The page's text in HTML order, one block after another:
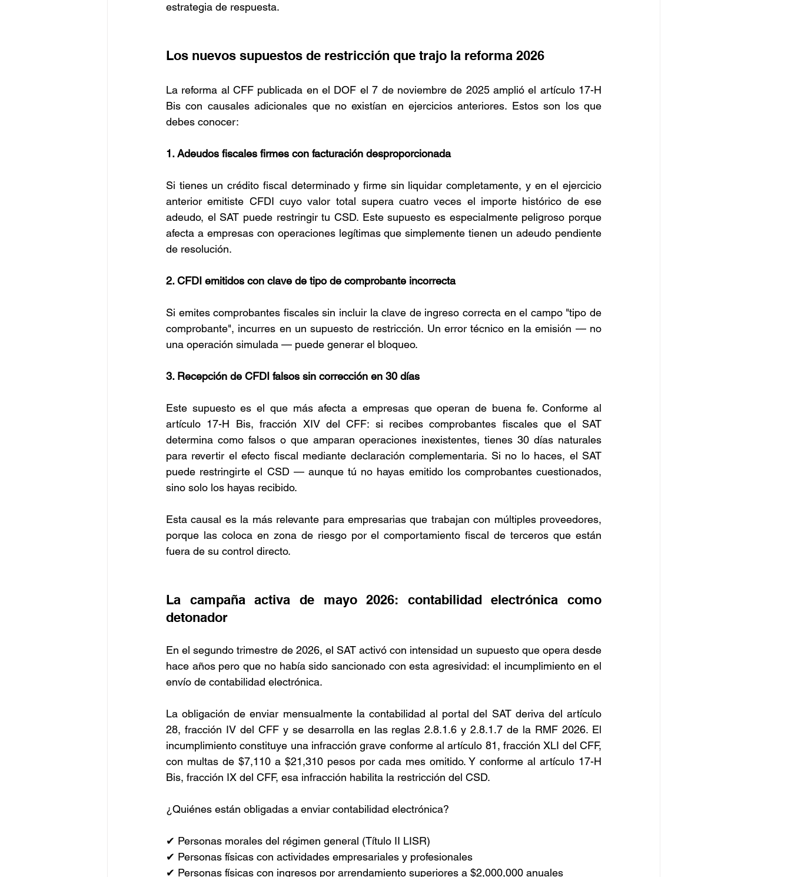
estrategia de respuesta.
Los nuevos supuestos de restricción que trajo la reforma 2026
La reforma al CFF publicada en el DOF el 7 de noviembre de 2025 amplió el artículo 17-H
Bis con causales adicionales que no existían en ejercicios anteriores. Estos son los que
debes conocer:
1. Adeudos fiscales firmes con facturación desproporcionada
Si tienes un crédito fiscal determinado y firme sin liquidar completamente, y en el ejercicio
anterior emitiste CFDI cuyo valor total supera cuatro veces el importe histórico de ese
adeudo, el SAT puede restringir tu CSD. Este supuesto es especialmente peligroso porque
afecta a empresas con operaciones legítimas que simplemente tienen un adeudo pendiente
de resolución.
2. CFDI emitidos con clave de tipo de comprobante incorrecta
Si emites comprobantes fiscales sin incluir la clave de ingreso correcta en el campo "tipo de
comprobante", incurres en un supuesto de restricción. Un error técnico en la emisión — no
una operación simulada — puede generar el bloqueo.
3. Recepción de CFDI falsos sin corrección en 30 días
Este supuesto es el que más afecta a empresas que operan de buena fe. Conforme al
artículo 17-H Bis, fracción XIV del CFF: si recibes comprobantes fiscales que el SAT
determina como falsos o que amparan operaciones inexistentes, tienes 30 días naturales
para revertir el efecto fiscal mediante declaración complementaria. Si no lo haces, el SAT
puede restringirte el CSD — aunque tú no hayas emitido los comprobantes cuestionados,
sino solo los hayas recibido.
Esta causal es la más relevante para empresarias que trabajan con múltiples proveedores,
porque las coloca en zona de riesgo por el comportamiento fiscal de terceros que están
fuera de su control directo.
La campaña activa de mayo 2026: contabilidad electrónica como
detonador
En el segundo trimestre de 2026, el SAT activó con intensidad un supuesto que opera desde
hace años pero que no había sido sancionado con esta agresividad: el incumplimiento en el
envío de contabilidad electrónica.
La obligación de enviar mensualmente la contabilidad al portal del SAT deriva del artículo
28, fracción IV del CFF y se desarrolla en las reglas 2.8.1.6 y 2.8.1.7 de la RMF 2026. El
incumplimiento constituye una infracción grave conforme al artículo 81, fracción XLI del CFF,
con multas de $7,110 a $21,310 pesos por cada mes omitido. Y conforme al artículo 17-H
Bis, fracción IX del CFF, esa infracción habilita la restricción del CSD.
¿Quiénes están obligadas a enviar contabilidad electrónica?
✔ Personas morales del régimen general (Título II LISR)
✔ Personas físicas con actividades empresariales y profesionales
✔ Personas físicas con ingresos por arrendamiento superiores a $2,000,000 anuales